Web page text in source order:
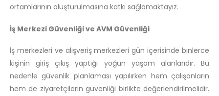
ortamlarının oluşturulmasına katkı sağlamaktayız.
İş Merkezi Güvenliği ve AVM Güvenliği
İş merkezleri ve alışveriş merkezleri gün içerisinde binlerce
kişinin giriş çıkış yaptığı yoğun yaşam alanlarıdır. Bu
nedenle güvenlik planlaması yapılırken hem çalışanların
hem de ziyaretçilerin güvenliği birlikte değerlendirilmelidir.